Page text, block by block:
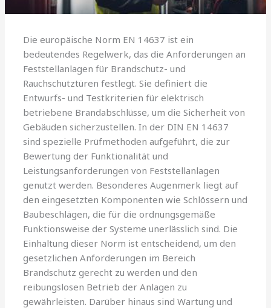
Die europäische Norm EN 14637 ist ein
bedeutendes Regelwerk, das die Anforderungen an
Feststellanlagen für Brandschutz- und
Rauchschutztüren festlegt. Sie definiert die
Entwurfs- und Testkriterien für elektrisch
betriebene Brandabschlüsse, um die Sicherheit von
Gebäuden sicherzustellen. In der DIN EN 14637
sind spezielle Prüfmethoden aufgeführt, die zur
Bewertung der Funktionalität und
Leistungsanforderungen von Feststellanlagen
genutzt werden. Besonderes Augenmerk liegt auf
den eingesetzten Komponenten wie Schlössern und
Baubeschlägen, die für die ordnungsgemäße
Funktionsweise der Systeme unerlässlich sind. Die
Einhaltung dieser Norm ist entscheidend, um den
gesetzlichen Anforderungen im Bereich
Brandschutz gerecht zu werden und den
reibungslosen Betrieb der Anlagen zu
gewährleisten. Darüber hinaus sind Wartung und